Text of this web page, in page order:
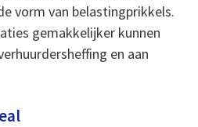
vorm van belastingprikkels.
gemakkelijker kunnen
en aan